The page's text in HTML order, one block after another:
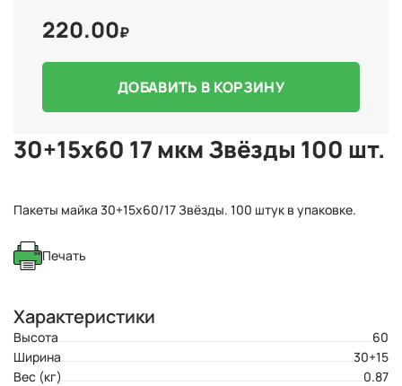
30+15x60 17 мкм Звёзды 100 шт.
Пакеты майка 30+15x60/17 Звёзды. 100 штук в упаковке.
Печать
Характеристики
Высота
60
Ширина
30+15
Вес (кг)
0.87
220.00₽
ДОБАВИТЬ В КОРЗИНУ